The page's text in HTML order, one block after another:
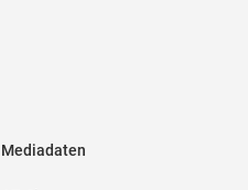
Mediadaten